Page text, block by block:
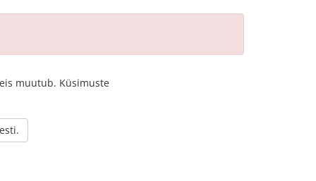
muutub. Küsimuste